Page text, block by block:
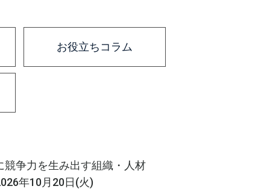
お役立ちコラム
競争力を生み出す組織・人材
年10月20日(火)